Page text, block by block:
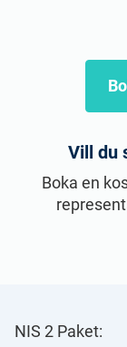
Vill du
Boka en
NIS 2 Paket: